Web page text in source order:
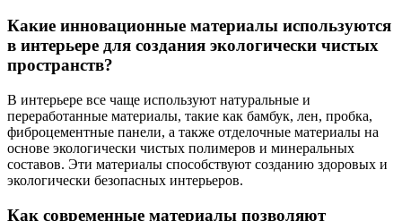
Какие инновационные материалы используются
в интерьере для создания экологически чистых
пространств?
В интерьере все чаще используют натуральные и
переработанные материалы, такие как бамбук, лен, пробка,
фиброцементные панели, а также отделочные материалы на
основе экологически чистых полимеров и минеральных
составов. Эти материалы способствуют созданию здоровых и
экологически безопасных интерьеров.
Как современные материалы позволяют